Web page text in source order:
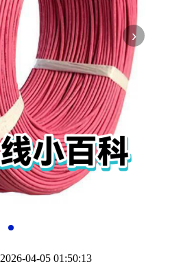
›
2026-04-05 01:50:13